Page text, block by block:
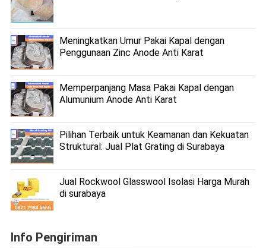
Meningkatkan Umur Pakai Kapal dengan
Penggunaan Zinc Anode Anti Karat
Memperpanjang Masa Pakai Kapal dengan
Alumunium Anode Anti Karat
Pilihan Terbaik untuk Keamanan dan Kekuatan
Struktural: Jual Plat Grating di Surabaya
Jual Rockwool Glasswool Isolasi Harga Murah
di surabaya
Info Pengiriman